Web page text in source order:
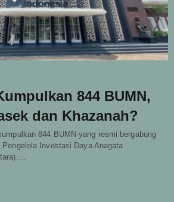
844 BUMN,
dan Khazanah?
844 BUMN yang resmi bergabung
Investasi Daya Anagata